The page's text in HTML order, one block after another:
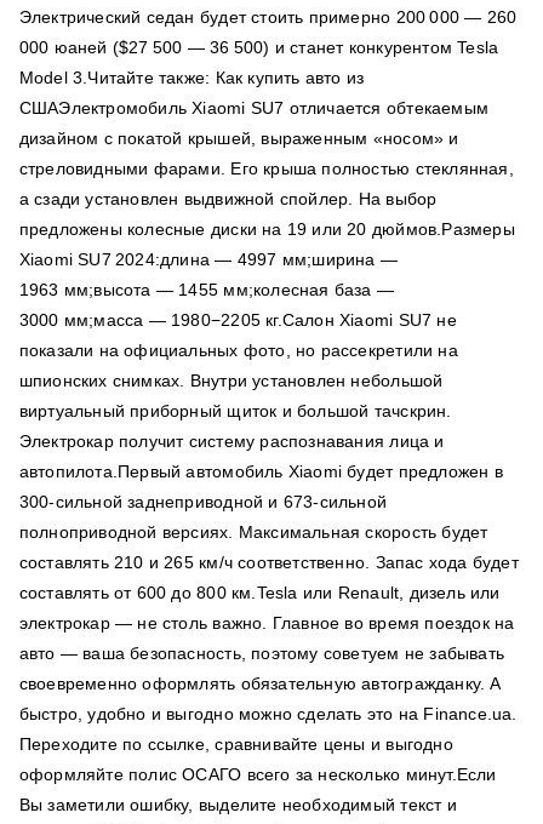
Электрический седан будет стоить примерно 200 000 — 260
000 юаней ($27 500 — 36 500) и станет конкурентом Tesla
Model 3.Читайте также: Как купить авто из
СШАЭлектромобиль Xiaomi SU7 отличается обтекаемым
дизайном с покатой крышей, выраженным «носом» и
стреловидными фарами. Его крыша полностью стеклянная,
а сзади установлен выдвижной спойлер. На выбор
предложены колесные диски на 19 или 20 дюймов.Размеры
Xiaomi SU7 2024:длина — 4997 мм;ширина —
1963 мм;высота — 1455 мм;колесная база —
3000 мм;масса — 1980−2205 кг.Салон Xiaomi SU7 не
показали на официальных фото, но рассекретили на
шпионских снимках. Внутри установлен небольшой
виртуальный приборный щиток и большой тачскрин.
Электрокар получит систему распознавания лица и
автопилота.Первый автомобиль Xiaomi будет предложен в
300-сильной заднеприводной и 673-сильной
полноприводной версиях. Максимальная скорость будет
составлять 210 и 265 км/ч соответственно. Запас хода будет
составлять от 600 до 800 км.Tesla или Renault, дизель или
электрокар — не столь важно. Главное во время поездок на
авто — ваша безопасность, поэтому советуем не забывать
своевременно оформлять обязательную автогражданку. А
быстро, удобно и выгодно можно сделать это на Finance.ua.
Переходите по ссылке, сравнивайте цены и выгодно
оформляйте полис ОСАГО всего за несколько минут.Если
Вы заметили ошибку, выделите необходимый текст и